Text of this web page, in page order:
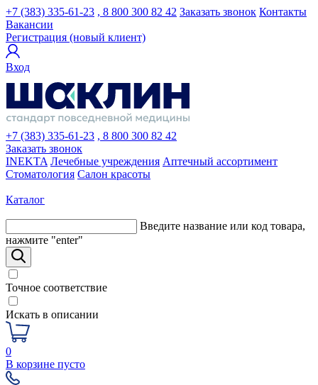
+7 (383) 335-61-23 , 8 800 300 82 42 Заказать звонок Контакты
Вакансии
Регистрация (новый клиент)
Вход
+7 (383) 335-61-23 , 8 800 300 82 42
Заказать звонок
INEKTA Лечебные учреждения Аптечный ассортимент
Стоматология Салон красоты
Каталог
Введите название или код товара,
нажмите "enter"
Точное соответствие
Искать в описании
0
В корзине пусто